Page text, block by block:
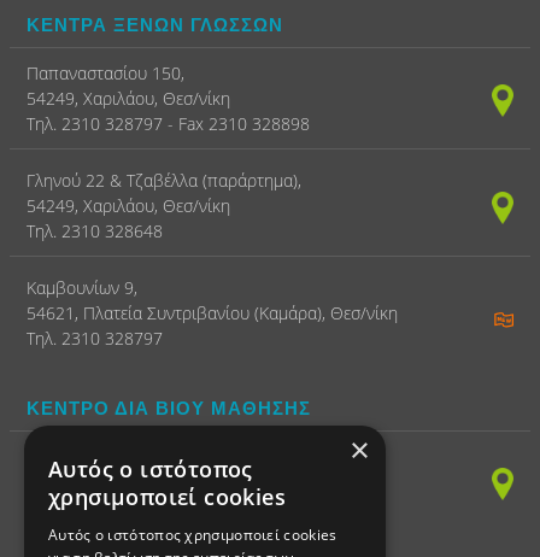
ΚΕΝΤΡΑ ΞΕΝΩΝ ΓΛΩΣΣΩΝ
Παπαναστασίου 150,
54249, Χαριλάου, Θεσ/νίκη
Τηλ. 2310 328797 - Fax 2310 328898
Γληνού 22 & Τζαβέλλα (παράρτημα),
54249, Χαριλάου, Θεσ/νίκη
Τηλ. 2310 328648
Καμβουνίων 9,
54621, Πλατεία Συντριβανίου (Καμάρα), Θεσ/νίκη
Τηλ. 2310 328797
ΚΕΝΤΡΟ ΔΙΑ ΒΙΟΥ ΜΑΘΗΣΗΣ
(ΠΛΗΡΟΦΟΡΙΚΗ)
Παπαναστασίου 150,
54249, Χαριλάου, Θεσ/νίκη
Τηλ. 2310 328797 - Fax 2310 328898
×
Αυτός ο ιστότοπος
χρησιμοποιεί cookies
Αυτός ο ιστότοπος χρησιμοποιεί cookies